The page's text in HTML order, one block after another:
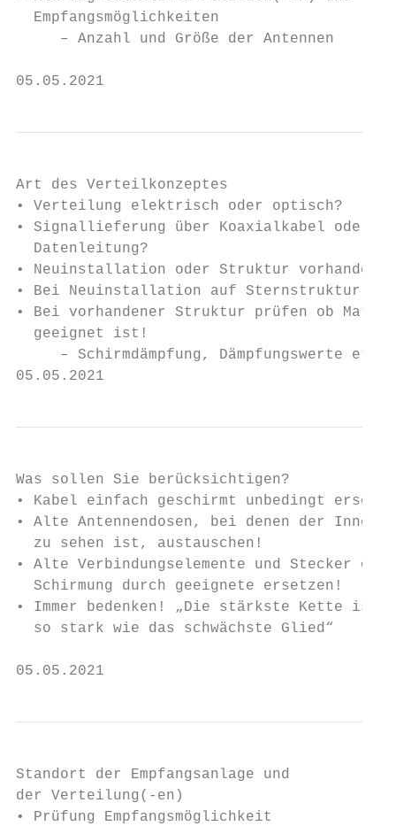
  Empfangsmöglichkeiten
     – Anzahl und Größe der Antennen
05.05.2021
Art des Verteilkonzeptes
• Verteilung elektrisch oder optisch?
• Signallieferung über Koaxialkabel oder
  Datenleitung?
• Neuinstallation oder Struktur vorhanden?
• Bei Neuinstallation auf Sternstruktur
• Bei vorhandener Struktur prüfen ob
  geeignet ist!
     – Schirmdämpfung, Dämpfungswerte etc.
05.05.2021
Was sollen Sie berücksichtigen?
• Kabel einfach geschirmt unbedingt
• Alte Antennendosen, bei denen der
  zu sehen ist, austauschen!
• Alte Verbindungselemente und Stecker ohne
  Schirmung durch geeignete ersetzen!
• Immer bedenken! „Die stärkste Kette ist
  so stark wie das schwächste Glied“
05.05.2021
Standort der Empfangsanlage und
der Verteilung(-en)
• Prüfung Empfangsmöglichkeit